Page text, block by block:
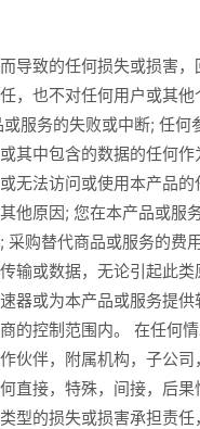
导致的任何损失或损害
，也不对任何用户或其
服务的失败或中断; 任何
其中包含的数据的任何作
无法访问或使用本产品
他原因; 您在本产品或服
采购替代商品或服务的费
输或数据，无论引起此
器或为本产品或服务提
的控制范围内。 在任何
伙伴，附属机构，子公司
直接，特殊，间接，后果
型的损失或损害承担责任